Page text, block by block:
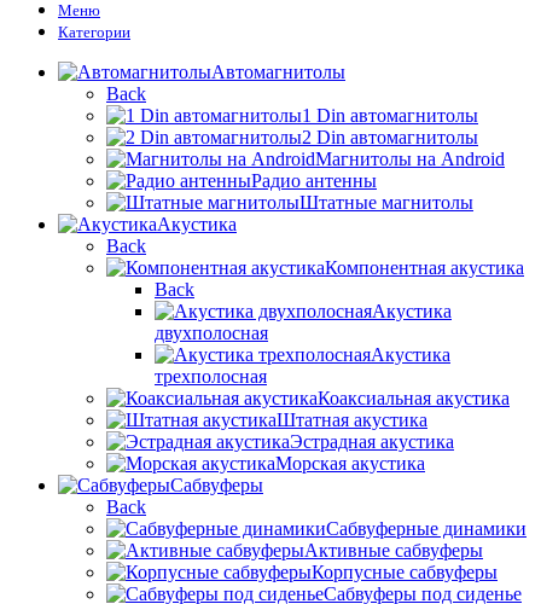
Меню
Категории
Автомагнитолы
Back
1 Din автомагнитолы
2 Din автомагнитолы
Магнитолы на Android
Радио антенны
Штатные магнитолы
Акустика
Back
Компонентная акустика
Back
Акустика
двухполосная
Акустика
трехполосная
Коаксиальная акустика
Штатная акустика
Эстрадная акустика
Морская акустика
Сабвуферы
Back
Сабвуферные динамики
Активные сабвуферы
Корпусные сабвуферы
Сабвуферы под сиденье